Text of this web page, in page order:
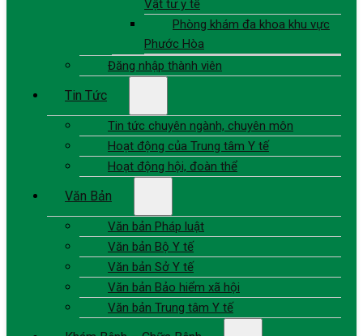
Vật tư y tế
Phòng khám đa khoa khu vực
Phước Hòa
Đăng nhập thành viên
Tin Tức
Tin tức chuyên ngành, chuyên môn
Hoạt động của Trung tâm Y tế
Hoạt động hội, đoàn thể
Văn Bản
Văn bản Pháp luật
Văn bản Bộ Y tế
Văn bản Sở Y tế
Văn bản Bảo hiểm xã hội
Văn bản Trung tâm Y tế